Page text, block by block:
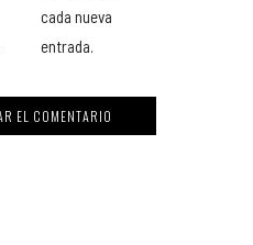
cada nueva
entrada.